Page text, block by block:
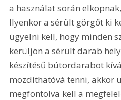
a használat során
Ilyenkor a sérült görgőt ki
ügyelni kell, hogy minden
kerüljön a sérült darab
készítésű bútordarabot
mozdíthatóvá tenni, akkor
megfontolva kell a